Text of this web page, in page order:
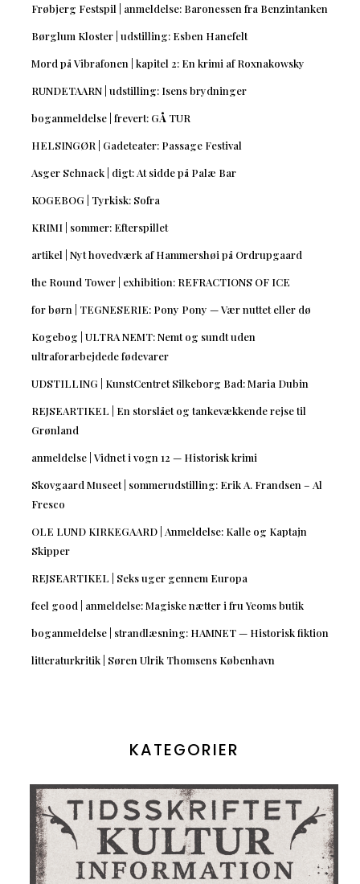
Frøbjerg Festspil | anmeldelse: Baronessen fra Benzintanken
Børglum Kloster | udstilling: Esben Hanefelt
Mord på Vibrafonen | kapitel 2: En krimi af Roxnakowsky
RUNDETAARN | udstilling: Isens brydninger
boganmeldelse | frevert: GÅ TUR
HELSINGØR | Gadeteater: Passage Festival
Asger Schnack | digt: At sidde på Palæ Bar
KOGEBOG | Tyrkisk: Sofra
KRIMI | sommer: Efterspillet
artikel | Nyt hovedværk af Hammershøi på Ordrupgaard
the Round Tower | exhibition: REFRACTIONS OF ICE
for børn | TEGNESERIE: Pony Pony — Vær nuttet eller dø
Kogebog | ULTRA NEMT: Nemt og sundt uden
ultraforarbejdede fødevarer
UDSTILLING | KunstCentret Silkeborg Bad: Maria Dubin
REJSEARTIKEL | En storslået og tankevækkende rejse til
Grønland
anmeldelse | Vidnet i vogn 12 — Historisk krimi
Skovgaard Museet | sommerudstilling: Erik A. Frandsen – Al
Fresco
OLE LUND KIRKEGAARD | Anmeldelse: Kalle og Kaptajn
Skipper
REJSEARTIKEL | Seks uger gennem Europa
feel good | anmeldelse: Magiske nætter i fru Yeoms butik
boganmeldelse | strandlæsning: HAMNET — Historisk fiktion
litteraturkritik | Søren Ulrik Thomsens København
KATEGORIER